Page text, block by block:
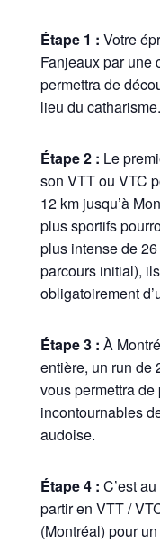
Étape 1 : Votre
Fanjeaux par une
permettra de
lieu du catharisme.
Étape 2 : Le
son VTT ou VTC
12 km jusqu’à
plus sportifs
plus intense de
parcours initial),
obligatoirement
Étape 3 : À
entière, un run de
vous permettra
incontournables
audoise.
Étape 4 : C’est
partir en VTT /
(Montréal) pour